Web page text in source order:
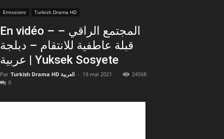
Emissions Turkish Drama HD
En vidéo – المجتمع الراقي –
قبلة عاطفية للانتقام – دبلجة
عربية | Yuksek Sosyete
Par Turkish Drama HD العربية - 19 mai 2021
24568
0